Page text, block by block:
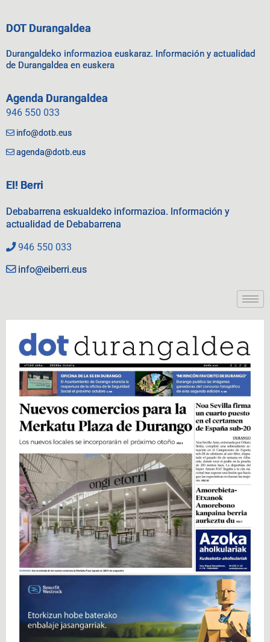
DOT Durangaldea
Durangaldeko informazioa euskaraz. Información y actualidad
de Durangaldea en euskera
Agenda Durangaldea
946 550 033
info@dotb.eus
agenda@dotb.eus
EI! Berri
Debabarrena eskualdeko informazioa. Información y
actualidad de Debabarrena
946 550 033
info@eiberri.eus